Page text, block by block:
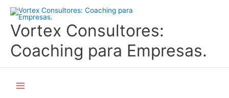
contenido
Vortex Consultores:
Coaching para Empresas.